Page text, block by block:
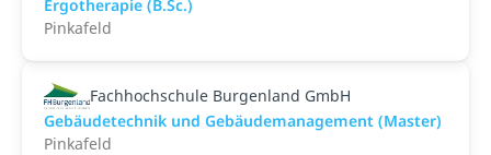
Ergotherapie (B.Sc.)
Pinkafeld
Fachhochschule Burgenland GmbH
Gebäudetechnik und Gebäudemanagement (Master)
Pinkafeld